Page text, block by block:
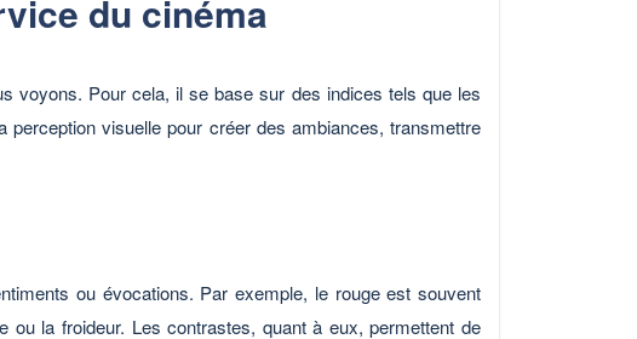
du cinéma
voyons. Pour cela, il se base sur des indices tels que les
visuelle pour créer des ambiances, transmettre
ou évocations. Par exemple, le rouge est souvent
ou la froideur. Les contrastes, quant à eux, permettent de